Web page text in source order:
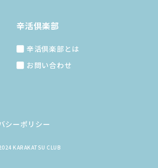
辛活倶楽部
辛活倶楽部とは
お問い合わせ
シーポリシー
KARAKATSU CLUB